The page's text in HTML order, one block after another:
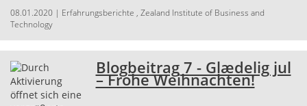
08.01.2020 | Erfahrungsberichte , Zealand Institute of Business and
Technology
Blogbeitrag 7 - Glædelig jul
– Frohe Weihnachten!